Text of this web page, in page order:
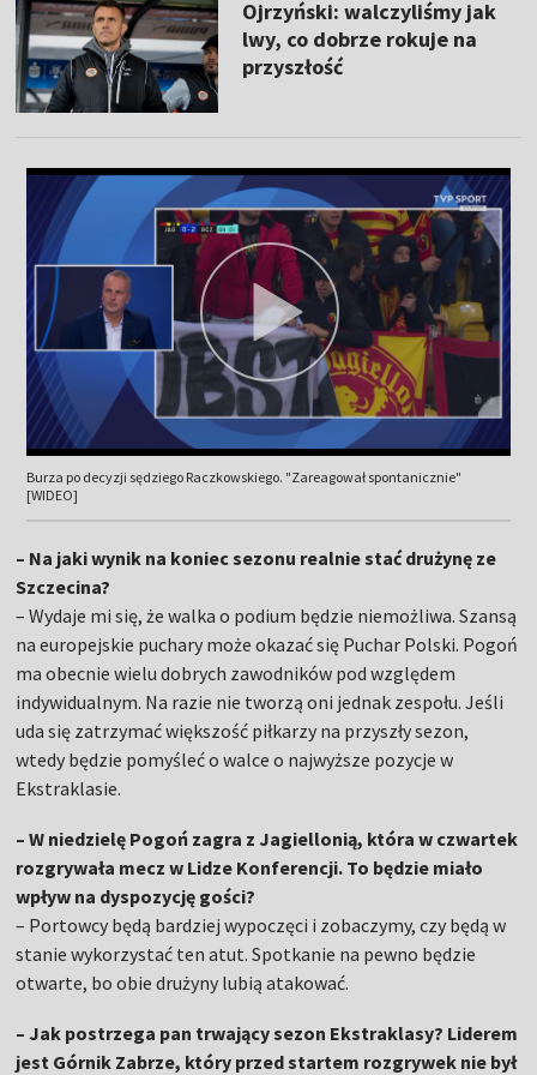
Ojrzyński: walczyliśmy jak
lwy, co dobrze rokuje na
przyszłość
Burza po decyzji sędziego Raczkowskiego. "Zareagował spontanicznie"
[WIDEO]
– Na jaki wynik na koniec sezonu realnie stać drużynę ze
Szczecina?
– Wydaje mi się, że walka o podium będzie niemożliwa. Szansą
na europejskie puchary może okazać się Puchar Polski. Pogoń
ma obecnie wielu dobrych zawodników pod względem
indywidualnym. Na razie nie tworzą oni jednak zespołu. Jeśli
uda się zatrzymać większość piłkarzy na przyszły sezon,
wtedy będzie pomyśleć o walce o najwyższe pozycje w
Ekstraklasie.
– W niedzielę Pogoń zagra z Jagiellonią, która w czwartek
rozgrywała mecz w Lidze Konferencji. To będzie miało
wpływ na dyspozycję gości?
– Portowcy będą bardziej wypoczęci i zobaczymy, czy będą w
stanie wykorzystać ten atut. Spotkanie na pewno będzie
otwarte, bo obie drużyny lubią atakować.
– Jak postrzega pan trwający sezon Ekstraklasy? Liderem
jest Górnik Zabrze, który przed startem rozgrywek nie był